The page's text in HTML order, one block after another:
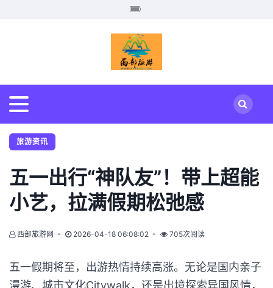
旅游资讯
五一出行“神队友”！带上超能
小艺，拉满假期松弛感
西部旅游网 2026-04-18 06:08:02 705次阅读
五一假期将至，出游热情持续高涨。无论是国内亲子
漫游、城市文化Citywalk，还是出境探索异国风情，